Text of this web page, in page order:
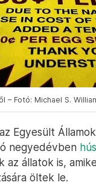
Fotó: Michael S.
Egyesült
negyedévben
az állatok is,
öltek le.